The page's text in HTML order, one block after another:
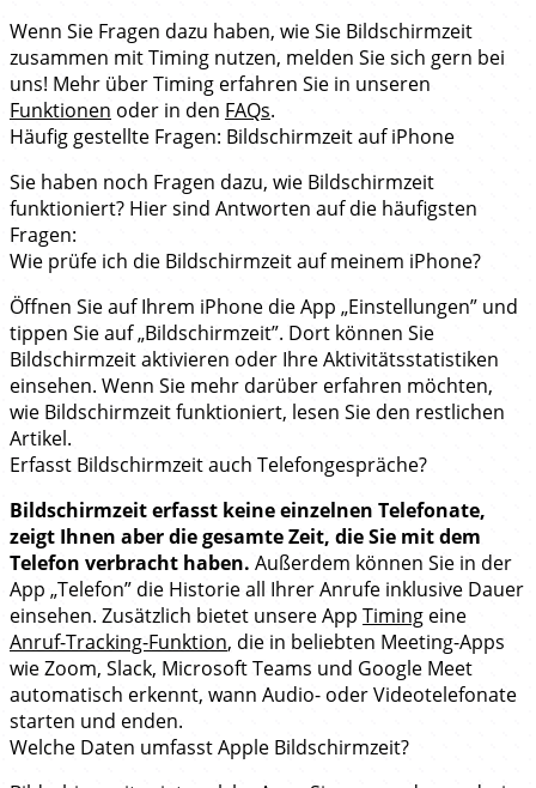
Wenn Sie Fragen dazu haben, wie Sie Bildschirmzeit
zusammen mit Timing nutzen, melden Sie sich gern bei
uns! Mehr über Timing erfahren Sie in unseren
Funktionen oder in den FAQs.
Häufig gestellte Fragen: Bildschirmzeit auf iPhone
Sie haben noch Fragen dazu, wie Bildschirmzeit
funktioniert? Hier sind Antworten auf die häufigsten
Fragen:
Wie prüfe ich die Bildschirmzeit auf meinem iPhone?
Öffnen Sie auf Ihrem iPhone die App „Einstellungen” und
tippen Sie auf „Bildschirmzeit”. Dort können Sie
Bildschirmzeit aktivieren oder Ihre Aktivitätsstatistiken
einsehen. Wenn Sie mehr darüber erfahren möchten,
wie Bildschirmzeit funktioniert, lesen Sie den restlichen
Artikel.
Erfasst Bildschirmzeit auch Telefongespräche?
Bildschirmzeit erfasst keine einzelnen Telefonate,
zeigt Ihnen aber die gesamte Zeit, die Sie mit dem
Telefon verbracht haben. Außerdem können Sie in der
App „Telefon” die Historie all Ihrer Anrufe inklusive Dauer
einsehen. Zusätzlich bietet unsere App Timing eine
Anruf-Tracking-Funktion, die in beliebten Meeting-Apps
wie Zoom, Slack, Microsoft Teams und Google Meet
automatisch erkennt, wann Audio- oder Videotelefonate
starten und enden.
Welche Daten umfasst Apple Bildschirmzeit?